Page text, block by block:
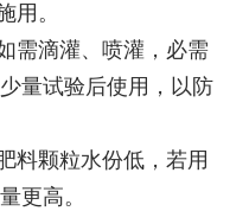
用。
需滴灌、喷灌，必需
量试验后使用，以防
料颗粒水份低，若用
更高。